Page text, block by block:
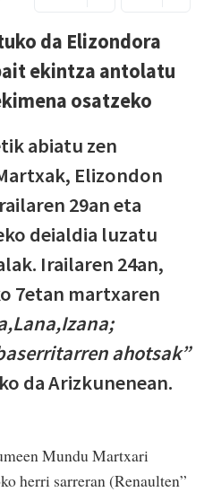
da Elizondora
ekintza antolatu
osatzeko
abiatu zen
Elizondon
29an eta
deialdia luzatu
Irailaren 24an,
7etan martxaren
ahotsak”
da Arizkunenean.
Mundu Martxari
herri sarreran (Renaulten”